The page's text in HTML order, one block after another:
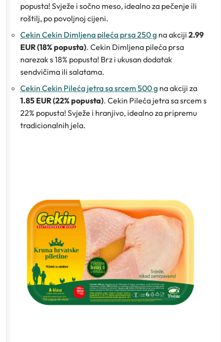
popusta! Svježe i sočno meso, idealno za pečenje ili
roštilj, po povoljnoj cijeni.
Cekin Cekin Dimljena pileća prsa 250 g na akciji 2.99
EUR (18% popusta). Cekin Dimljena pileća prsa
narezak s 18% popusta! Brz i ukusan dodatak
sendvičima ili salatama.
Cekin Cekin Pileća jetra sa srcem 500 g na akciji za
1.85 EUR (22% popusta). Cekin Pileća jetra sa srcem s
22% popusta! Svježe i hranjivo, idealno za pripremu
tradicionalnih jela.